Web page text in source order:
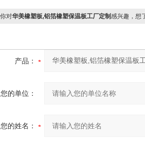
对华美橡塑板,铝箔橡塑保温板工厂定制感兴趣，想
产品：
您的单位：
您的姓名：